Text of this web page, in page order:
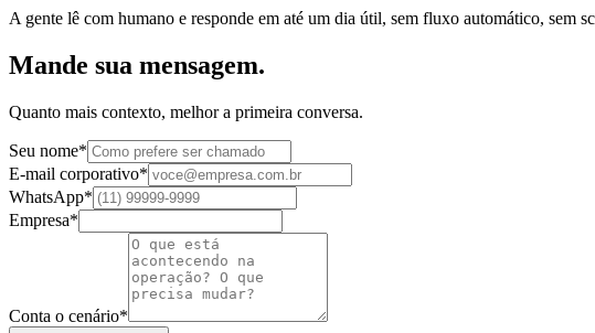
A gente lê com humano e responde em até um dia útil, sem fluxo automático, sem
Mande sua mensagem.
Quanto mais contexto, melhor a primeira conversa.
Seu nome*
E-mail corporativo*
WhatsApp*
Empresa*
Conta o cenário*